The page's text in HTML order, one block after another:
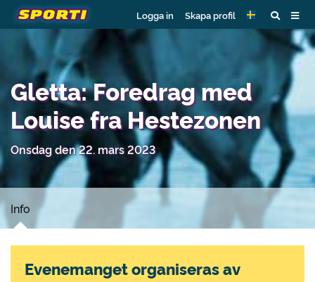
Logga in Skapa profil
Gletta: Foredrag med
Louise fra Hestezonen
Onsdag den 22. mars 2023
Info
Evenemanget organiseras av